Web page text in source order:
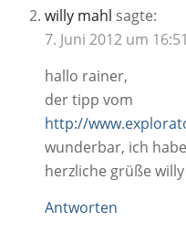
willy mahl sagte:
7. Juni 2012 um 16:51
hallo rainer,
der tipp vom
http://
wunderbar, ich
herzliche grüße willy
Antworten